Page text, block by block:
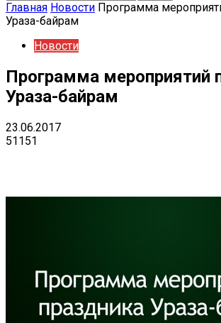
Главная Новости Программа
Ураза-байрам
Новости
Программа мероприятий
Ураза-байрам
23.06.2017
51151